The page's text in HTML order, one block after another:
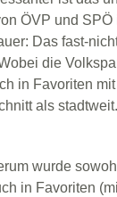
ÖVP und SPÖ
Das fast-
die
in Favoriten
als
wurde
in Favoriten